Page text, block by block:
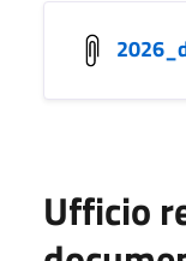
Ufficio